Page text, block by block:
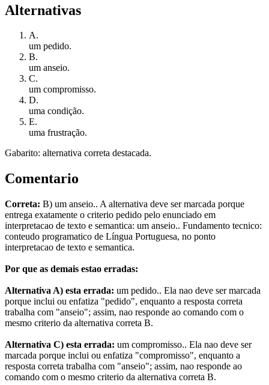
Alternativas
A.
um pedido.
B.
um anseio.
C.
um compromisso.
D.
uma condição.
E.
uma frustração.
Gabarito: alternativa correta destacada.
Comentario
Correta: B) um anseio.. A alternativa deve ser marcada porque
entrega exatamente o criterio pedido pelo enunciado em
interpretacao de texto e semantica: um anseio.. Fundamento tecnico:
conteudo programatico de Língua Portuguesa, no ponto
interpretacao de texto e semantica.
Por que as demais estao erradas:
Alternativa A) esta errada: um pedido.. Ela nao deve ser marcada
porque inclui ou enfatiza "pedido", enquanto a resposta correta
trabalha com "anseio"; assim, nao responde ao comando com o
mesmo criterio da alternativa correta B.
Alternativa C) esta errada: um compromisso.. Ela nao deve ser
marcada porque inclui ou enfatiza "compromisso", enquanto a
resposta correta trabalha com "anseio"; assim, nao responde ao
comando com o mesmo criterio da alternativa correta B.